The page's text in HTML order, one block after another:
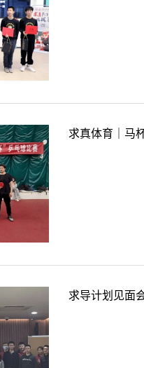
求真体育｜马
求导计划见面